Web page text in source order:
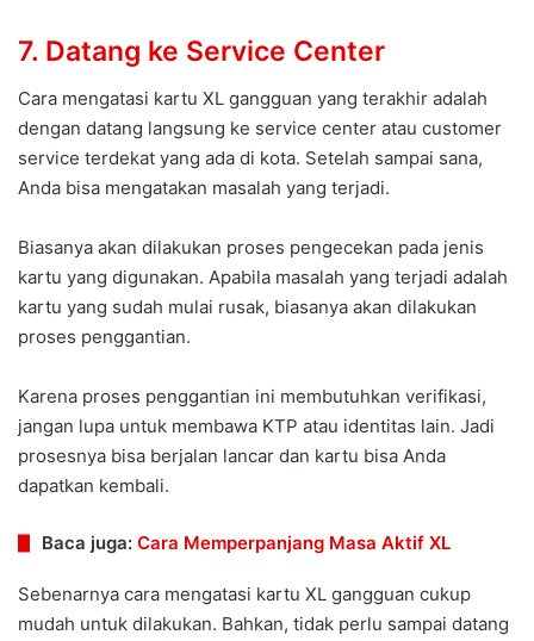
7. Datang ke Service Center
Cara mengatasi kartu XL gangguan yang terakhir adalah
dengan datang langsung ke service center atau customer
service terdekat yang ada di kota. Setelah sampai sana,
Anda bisa mengatakan masalah yang terjadi.
Biasanya akan dilakukan proses pengecekan pada jenis
kartu yang digunakan. Apabila masalah yang terjadi adalah
kartu yang sudah mulai rusak, biasanya akan dilakukan
proses penggantian.
Karena proses penggantian ini membutuhkan verifikasi,
jangan lupa untuk membawa KTP atau identitas lain. Jadi
prosesnya bisa berjalan lancar dan kartu bisa Anda
dapatkan kembali.
Baca juga: Cara Memperpanjang Masa Aktif XL
Sebenarnya cara mengatasi kartu XL gangguan cukup
mudah untuk dilakukan. Bahkan, tidak perlu sampai datang